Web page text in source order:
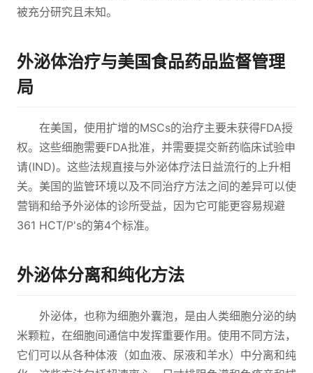
被充分研究且未知。
外泌体治疗与美国食品药品监督管理
局
在美国，使用扩增的MSCs的治疗主要未获得FDA授
权。这些细胞需要FDA批准，并需要提交新药临床试验申
请(IND)。这些法规直接与外泌体疗法日益流行的上升相
关。美国的监管环境以及不同治疗方法之间的差异可以使
营销和给予外泌体的诊所受益，因为它可能更容易规避
361 HCT/P's的第4个标准。
外泌体分离和纯化方法
外泌体，也称为细胞外囊泡，是由人类细胞分泌的纳
米颗粒，在细胞间通信中发挥重要作用。使用不同方法，
它们可以从各种体液（如血液、尿液和羊水）中分离和纯